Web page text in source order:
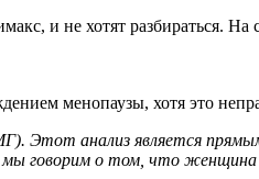
и не хотят разбираться.
менопаузы, хотя это
Этот анализ является
говорим о том, что